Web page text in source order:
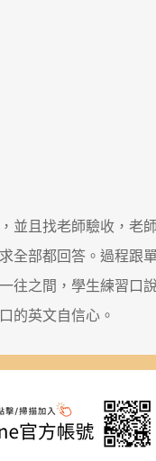
並且找老師驗收，老
全部都回答。過程跟
往之間，學生練習口
的英文自信心。